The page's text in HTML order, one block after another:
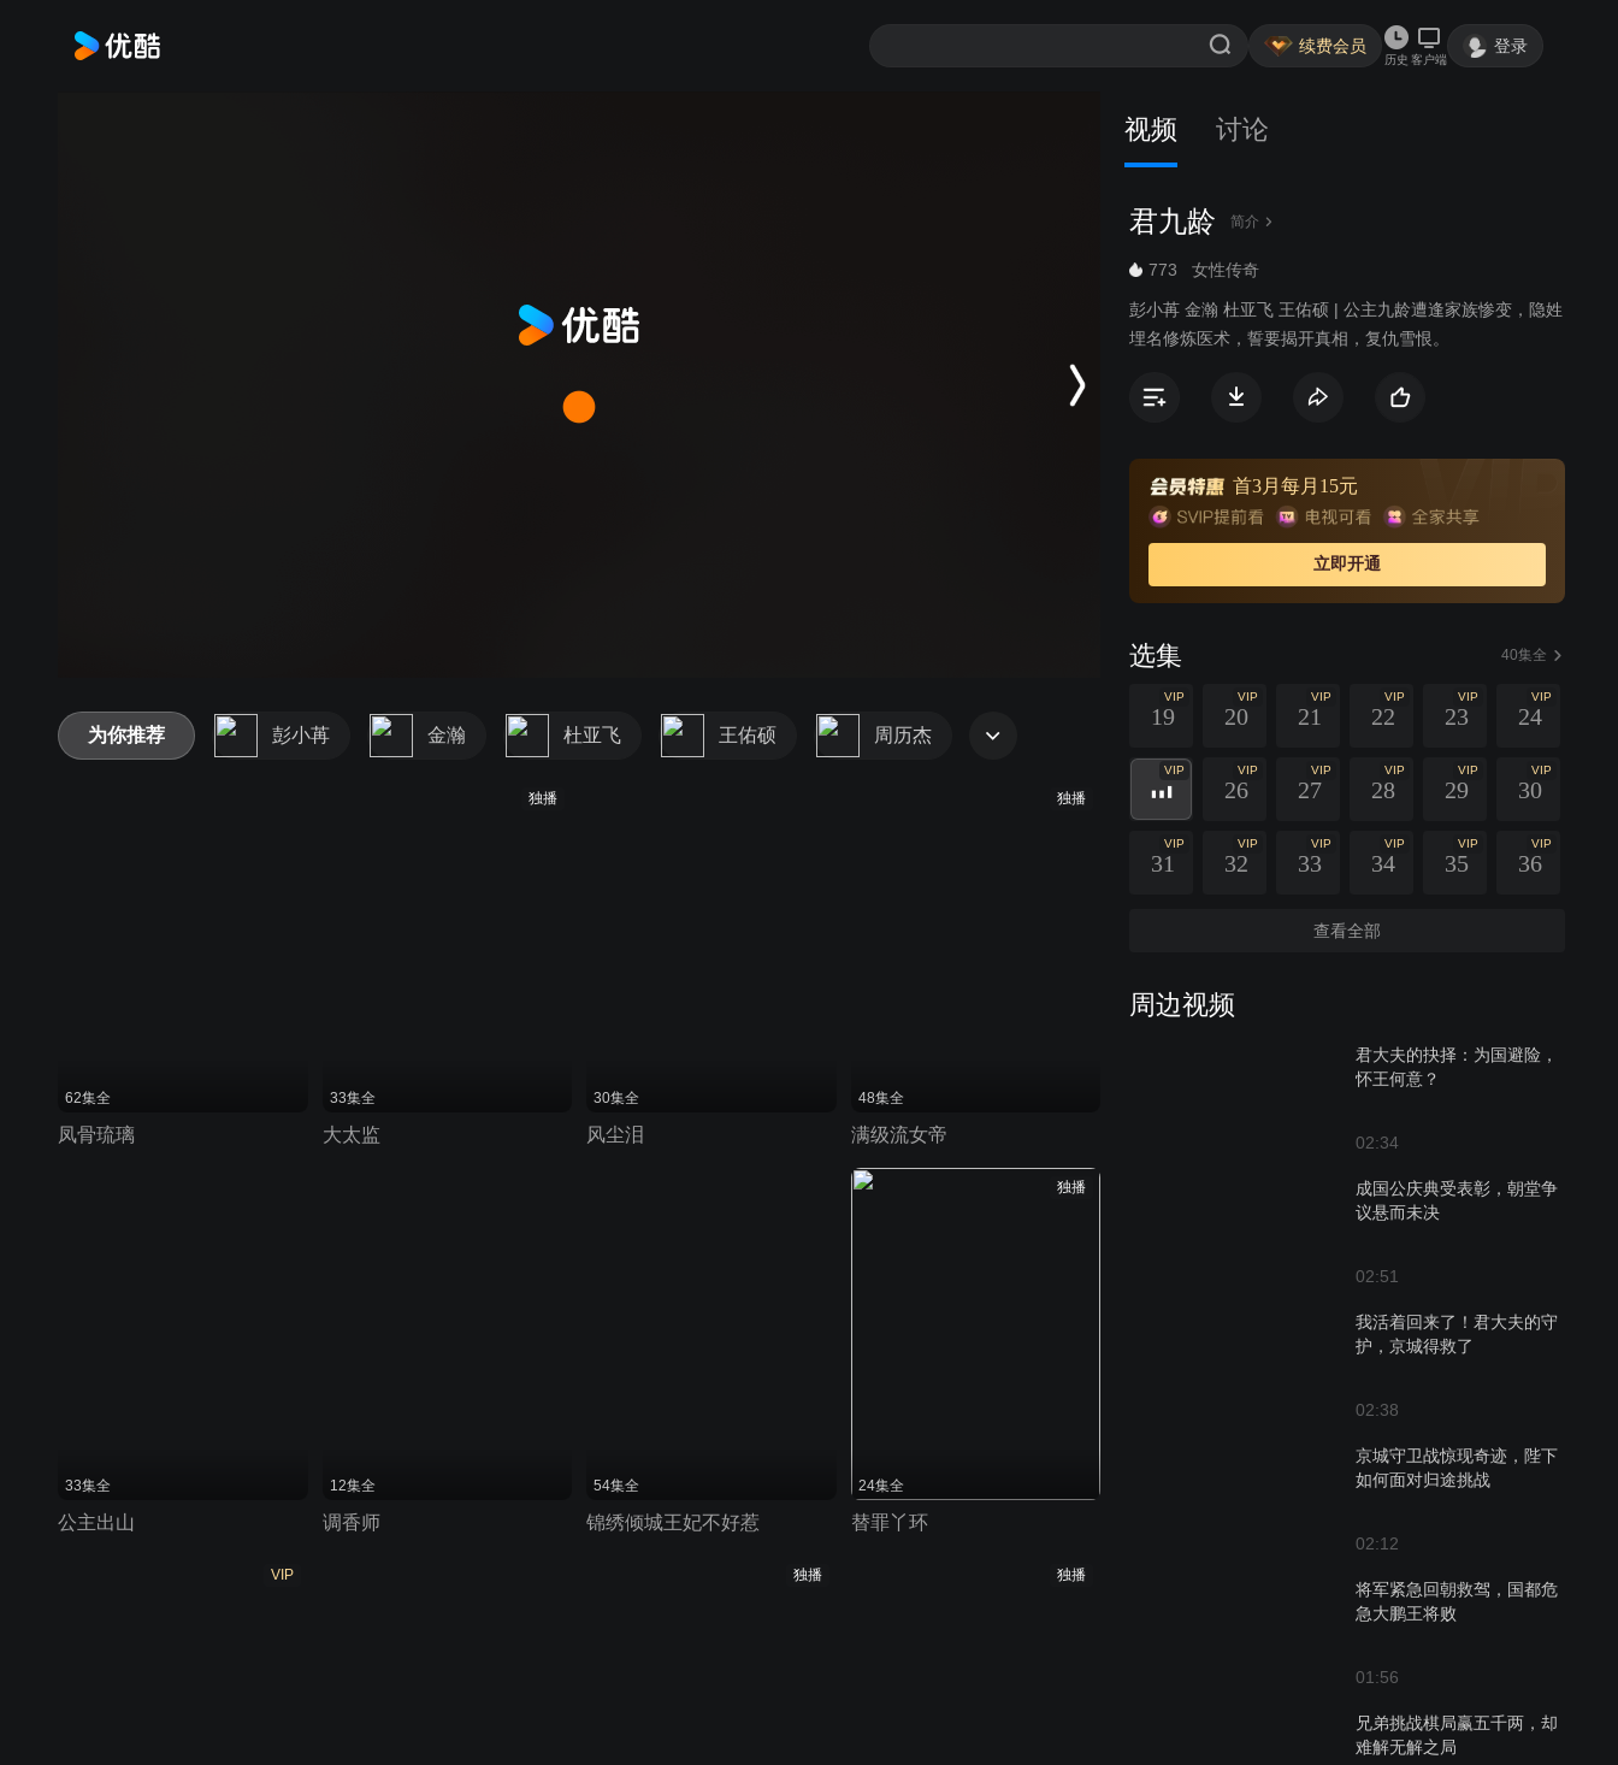
续费会员
历史 客户端
登录
视频 讨论
君九龄 简介
773 女性传奇
彭小苒 金瀚 杜亚飞 王佑硕 | 公主九龄遭逢家族惨变，隐姓
埋名修炼医术，誓要揭开真相，复仇雪恨。
首3月每月15元
立即开通
选集 40集全
VIP
19
VIP
20
VIP
21
VIP
22
VIP
23
VIP
24
VIP VIP
26
VIP
27
VIP
28
VIP
29
VIP
30
VIP
31
VIP
32
VIP
33
VIP
34
VIP
35
VIP
36
查看全部
周边视频
君大夫的抉择：为国避险，
怀王何意？
02:34
成国公庆典受表彰，朝堂争
议悬而未决
02:51
我活着回来了！君大夫的守
护，京城得救了
02:38
京城守卫战惊现奇迹，陛下
如何面对归途挑战
02:12
将军紧急回朝救驾，国都危
急大鹏王将败
01:56
兄弟挑战棋局赢五千两，却
难解无解之局
为你推荐 彭小苒 金瀚 杜亚飞 王佑硕 周历杰
62集全
凤骨琉璃
独播
33集全
大太监
30集全
风尘泪
独播
48集全
满级流女帝
33集全
公主出山
12集全
调香师
54集全
锦绣倾城王妃不好惹
独播
24集全
替罪丫环
VIP 独播 独播